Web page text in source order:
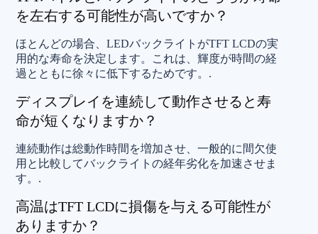
を左右する可能性が高いですか？
ほとんどの場合、LEDバックライトがTFT LCDの実
用的な寿命を決定します。これは、輝度が時間の経
過とともに徐々に低下するためです。.
ディスプレイを連続して動作させると寿
命が短くなりますか？
連続動作は総動作時間を増加させ、一般的に間欠使
用と比較してバックライトの経年劣化を加速させま
す。.
高温はTFT LCDに損傷を与える可能性が
ありますか？